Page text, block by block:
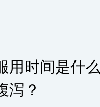
用时间是什
泻？